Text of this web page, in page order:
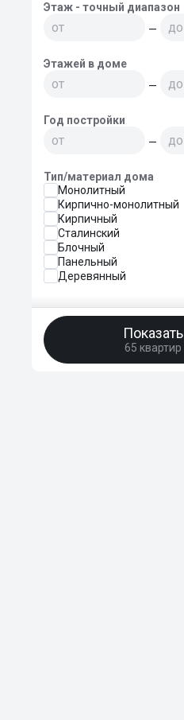
Этаж - точный диапазон
—
Этажей в доме
—
Год постройки
—
Тип/материал дома
Монолитный
Кирпично-монолитный
Кирпичный
Сталинский
Блочный
Панельный
Деревянный
Показать
65 квартир